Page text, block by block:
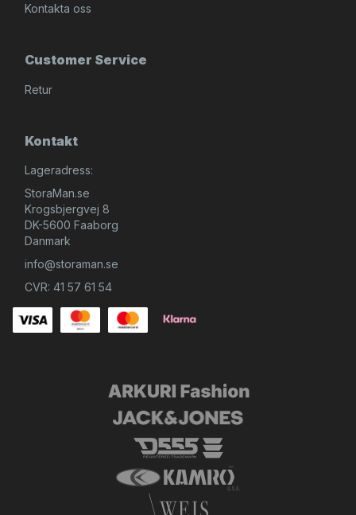
Kontakta oss
Customer Service
Retur
Kontakt
Lageradress:
StoraMan.se
Krogsbjergvej 8
DK-5600 Faaborg
Danmark
info@storaman.se
CVR: 41 57 61 54